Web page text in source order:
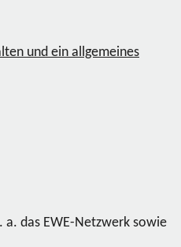
und ein allgemeines
das EWE-Netzwerk sowie